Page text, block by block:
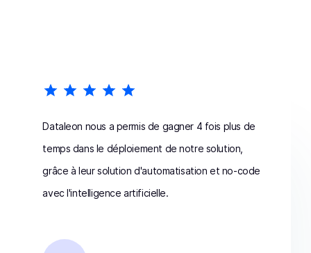
Dataleon nous a permis de gagner 4 fois plus de
temps dans le déploiement de notre solution,
grâce à leur solution d'automatisation et no-code
avec l'intelligence artificielle.